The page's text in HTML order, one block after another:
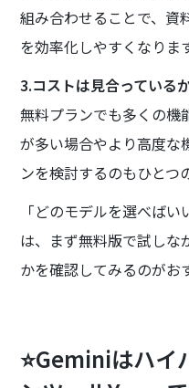
組み合わせることで、資
を効率化しやすくなりま
3.コストは見合っている
無料プランでも多くの機
が多い場合やより高度な
ンを検討するのもひとつ
「どのモデルを選べば
は、まず無料版で試しな
かを確認してみるのがお
⭐Geminiはハイ